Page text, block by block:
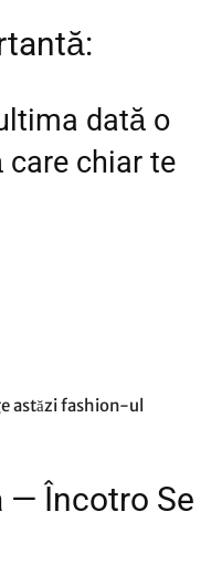
dată o
care chiar te
astăzi fashion-ul
— Încotro Se